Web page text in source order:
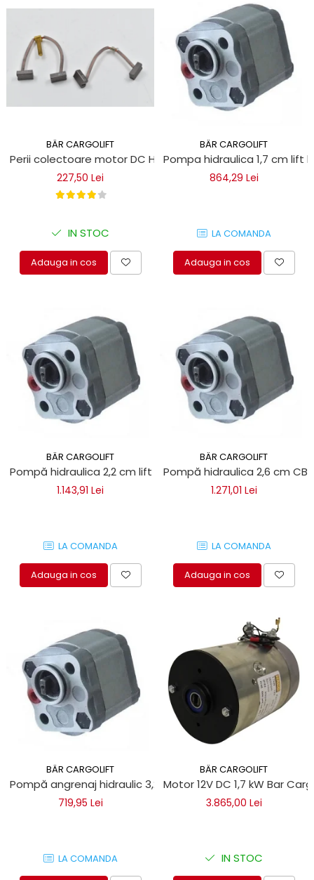
BÄR CARGOLIFT
Perii colectoare motor DC Haldex Concentric 12MG32THE
227,50 Lei
IN STOC
Adauga in cos
BÄR CARGOLIFT
Pompa hidraulica 1,7 cm lift
864,29 Lei
LA COMANDA
Adauga in cos
BÄR CARGOLIFT
Pompă hidraulica 2,2 cm lift oblon Bar Cargolift
1.143,91 Lei
LA COMANDA
Adauga in cos
BÄR CARGOLIFT
Pompă hidraulica 2,6 cm
1.271,01 Lei
LA COMANDA
Adauga in cos
BÄR CARGOLIFT
Pompă angrenaj hidraulic 3,2 cm CBK Bar Cargolift
719,95 Lei
LA COMANDA
BÄR CARGOLIFT
Motor 12V DC 1,7 kW Bar
3.865,00 Lei
IN STOC